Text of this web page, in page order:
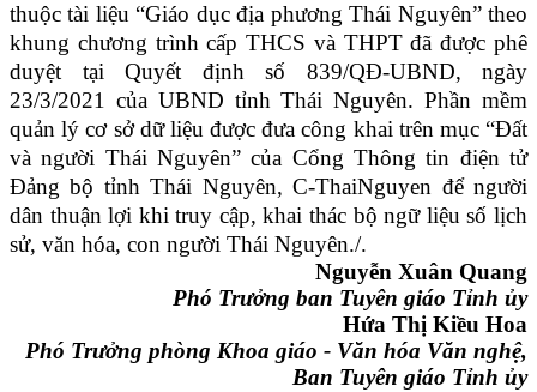
thuộc tài liệu “Giáo dục địa phương Thái Nguyên” theo
khung chương trình cấp THCS và THPT đã được phê
duyệt tại Quyết định số 839/QĐ-UBND, ngày
23/3/2021 của UBND tỉnh Thái Nguyên. Phần mềm
quản lý cơ sở dữ liệu được đưa công khai trên mục “Đất
và người Thái Nguyên” của Cổng Thông tin điện tử
Đảng bộ tỉnh Thái Nguyên, C-ThaiNguyen để người
dân thuận lợi khi truy cập, khai thác bộ ngữ liệu số lịch
sử, văn hóa, con người Thái Nguyên./.
Nguyễn Xuân Quang
Phó Trưởng ban Tuyên giáo Tỉnh ủy
Hứa Thị Kiều Hoa
Phó Trưởng phòng Khoa giáo - Văn hóa Văn nghệ,
Ban Tuyên giáo Tỉnh ủy